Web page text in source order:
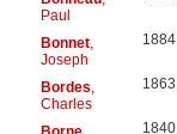
Paul
Bonnet,
Joseph
1884
Bordes
Charles
1863
1840